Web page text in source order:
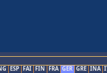
ESP FAI FIN FRA GER GRE INA